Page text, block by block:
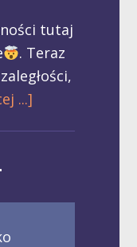
tutaj
. Teraz
...]